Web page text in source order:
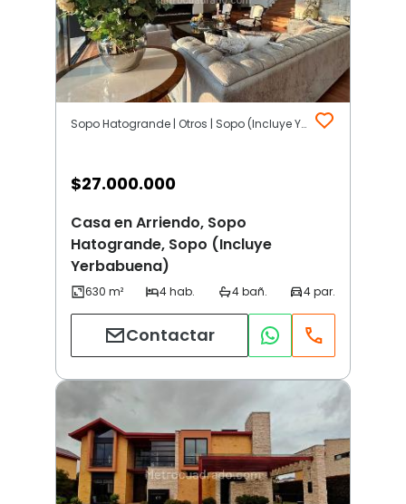
Sopo Hatogrande | Otros | Sopo (Incluye Yerbabuena)
$27.000.000
Casa en Arriendo, Sopo
Hatogrande, Sopo (Incluye
Yerbabuena)
Contactar